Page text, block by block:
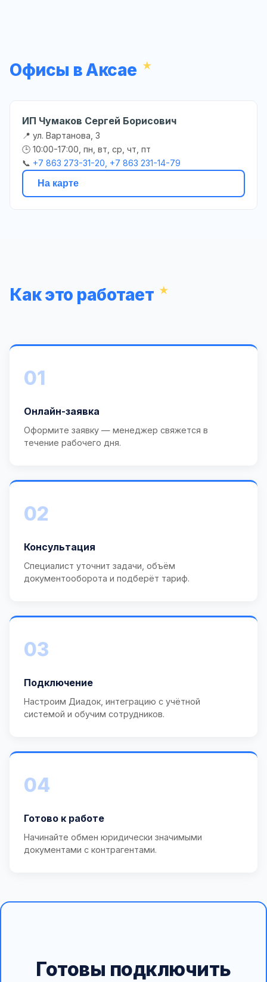
Офисы в Аксае
ИП Чумаков Сергей Борисович
📍 ул. Вартанова, 3
🕒 10:00-17:00, пн, вт, ср, чт, пт
📞 +7 863 273-31-20, +7 863 231-14-79
На карте
Как это работает
01
Онлайн-заявка
Оформите заявку — менеджер свяжется в
течение рабочего дня.
02
Консультация
Специалист уточнит задачи, объём
документооборота и подберёт тариф.
03
Подключение
Настроим Диадок, интеграцию с учётной
системой и обучим сотрудников.
04
Готово к работе
Начинайте обмен юридически значимыми
документами с контрагентами.
Готовы подключить